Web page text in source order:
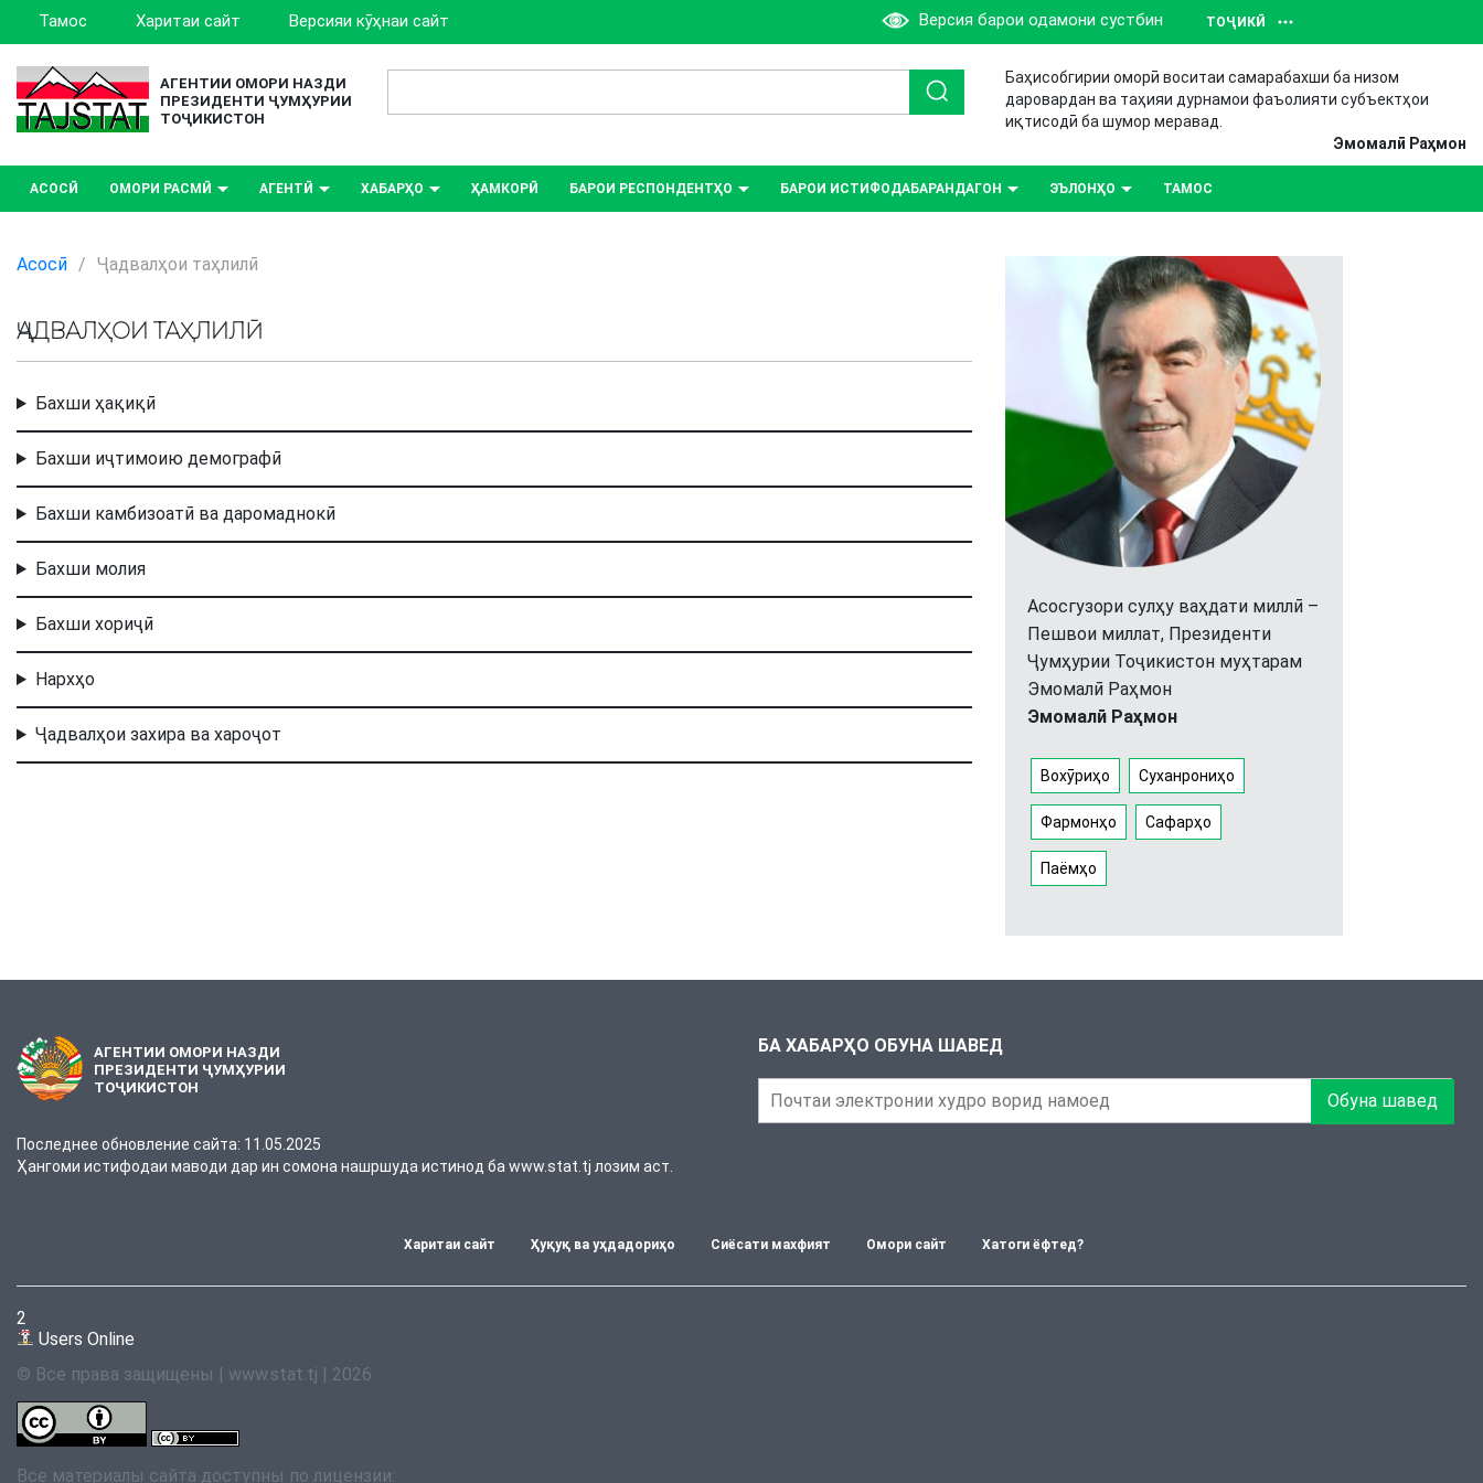
Тамос Харитаи сайт Версияи кӯҳнаи сайт Версия барои одамони сустбин ТОҶИКӢ
АГЕНТИИ ОМОРИ НАЗДИ
ПРЕЗИДЕНТИ ҶУМҲУРИИ
ТОҶИКИСТОН
Баҳисобгирии оморӣ воситаи самарабахши ба низом
даровардан ва таҳияи дурнамои фаъолияти субъектҳои
иқтисодӣ ба шумор меравад.
Эмомалӣ Раҳмон
АСОСӢ ОМОРИ РАСМӢ АГЕНТӢ ХАБАРҲО ҲАМКОРӢ БАРОИ РЕСПОНДЕНТҲО БАРОИ ИСТИФОДАБАРАНДАГОН ЭЪЛОНҲО ТАМОС
Асосӣ / Ҷадвалҳои таҳлилӣ
ҶАДВАЛҲОИ ТАҲЛИЛӢ
Бахши ҳақиқӣ
Бахши иҷтимоию демографӣ
Бахши камбизоатӣ ва даромаднокӣ
Бахши молия
Бахши хориҷӣ
Нархҳо
Ҷадвалҳои захира ва хароҷот
Асосгузори сулҳу ваҳдати миллӣ –
Пешвои миллат, Президенти
Ҷумҳурии Тоҷикистон муҳтарам
Эмомалӣ Раҳмон
Эмомалӣ Раҳмон
Вохӯриҳо Суханрониҳо
Фармонҳо Сафарҳо
Паёмҳо
АГЕНТИИ ОМОРИ НАЗДИ
ПРЕЗИДЕНТИ ҶУМҲУРИИ
ТОҶИКИСТОН
Последнее обновление сайта: 11.05.2025
Ҳангоми истифодаи маводи дар ин сомона нашршуда истинод ба www.stat.tj лозим аст.
БА ХАБАРҲО ОБУНА ШАВЕД
Обуна шавед
Харитаи сайт Ҳуқуқ ва уҳдадориҳо Сиёсати махфият Омори сайт Хатоги ёфтед?
2
Users Online
© Все права защищены | www.stat.tj | 2026
Все материалы сайта доступны по лицензии: